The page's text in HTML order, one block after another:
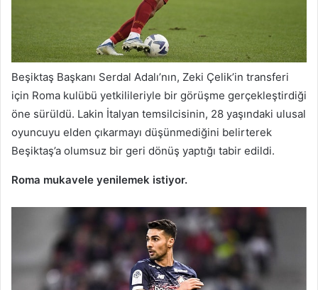
Beşiktaş Başkanı Serdal Adalı’nın, Zeki Çelik’in transferi
için Roma kulübü yetkilileriyle bir görüşme gerçekleştirdiği
öne sürüldü. Lakin İtalyan temsilcisinin, 28 yaşındaki ulusal
oyuncuyu elden çıkarmayı düşünmediğini belirterek
Beşiktaş’a olumsuz bir geri dönüş yaptığı tabir edildi.
Roma mukavele yenilemek istiyor.